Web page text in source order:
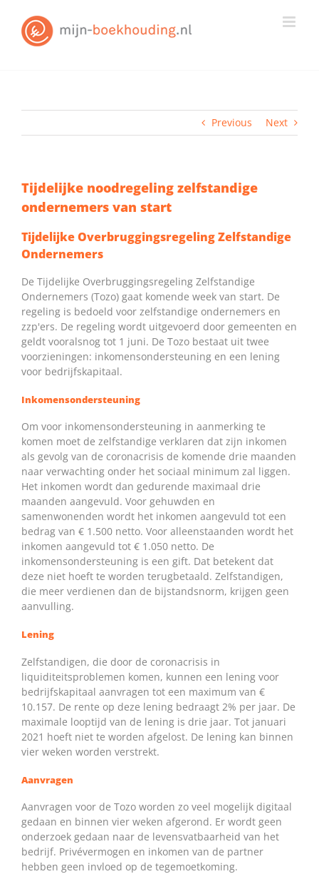
content
Previous Next
Tijdelijke noodregeling zelfstandige
ondernemers van start
Tijdelijke Overbruggingsregeling Zelfstandige
Ondernemers
De Tijdelijke Overbruggingsregeling Zelfstandige
Ondernemers (Tozo) gaat komende week van start. De
regeling is bedoeld voor zelfstandige ondernemers en
zzp'ers. De regeling wordt uitgevoerd door gemeenten en
geldt vooralsnog tot 1 juni. De Tozo bestaat uit twee
voorzieningen: inkomensondersteuning en een lening
voor bedrijfskapitaal.
Inkomensondersteuning
Om voor inkomensondersteuning in aanmerking te
komen moet de zelfstandige verklaren dat zijn inkomen
als gevolg van de coronacrisis de komende drie maanden
naar verwachting onder het sociaal minimum zal liggen.
Het inkomen wordt dan gedurende maximaal drie
maanden aangevuld. Voor gehuwden en
samenwonenden wordt het inkomen aangevuld tot een
bedrag van € 1.500 netto. Voor alleenstaanden wordt het
inkomen aangevuld tot € 1.050 netto. De
inkomensondersteuning is een gift. Dat betekent dat
deze niet hoeft te worden terugbetaald. Zelfstandigen,
die meer verdienen dan de bijstandsnorm, krijgen geen
aanvulling.
Lening
Zelfstandigen, die door de coronacrisis in
liquiditeitsproblemen komen, kunnen een lening voor
bedrijfskapitaal aanvragen tot een maximum van €
10.157. De rente op deze lening bedraagt 2% per jaar. De
maximale looptijd van de lening is drie jaar. Tot januari
2021 hoeft niet te worden afgelost. De lening kan binnen
vier weken worden verstrekt.
Aanvragen
Aanvragen voor de Tozo worden zo veel mogelijk digitaal
gedaan en binnen vier weken afgerond. Er wordt geen
onderzoek gedaan naar de levensvatbaarheid van het
bedrijf. Privévermogen en inkomen van de partner
hebben geen invloed op de tegemoetkoming.